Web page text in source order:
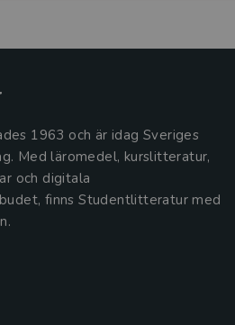
1963 och är idag Sveriges
Med läromedel, kurslitteratur,
och digitala
finns Studentlitteratur med